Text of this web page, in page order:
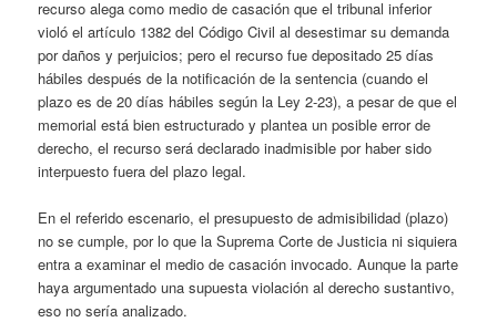
recurso alega como medio de casación que el tribunal inferior
violó el artículo 1382 del Código Civil al desestimar su demanda
por daños y perjuicios; pero el recurso fue depositado 25 días
hábiles después de la notificación de la sentencia (cuando el
plazo es de 20 días hábiles según la Ley 2-23), a pesar de que el
memorial está bien estructurado y plantea un posible error de
derecho, el recurso será declarado inadmisible por haber sido
interpuesto fuera del plazo legal.
En el referido escenario, el presupuesto de admisibilidad (plazo)
no se cumple, por lo que la Suprema Corte de Justicia ni siquiera
entra a examinar el medio de casación invocado. Aunque la parte
haya argumentado una supuesta violación al derecho sustantivo,
eso no sería analizado.